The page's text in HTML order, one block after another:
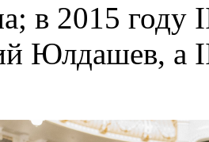
в 2015 году
Юлдашев, а